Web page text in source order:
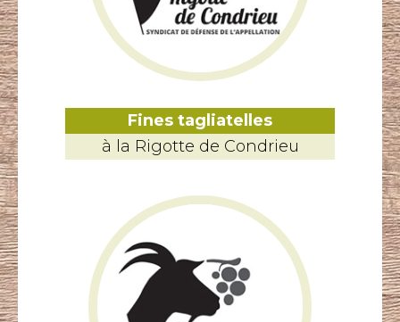
Fines tagliatelles
à la Rigotte de Condrieu